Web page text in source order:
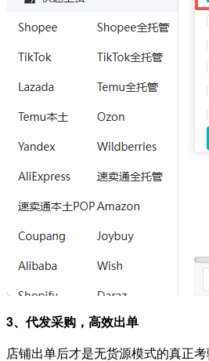
3、代发采购，高效出单
店铺出单后才是无货源模式的真正